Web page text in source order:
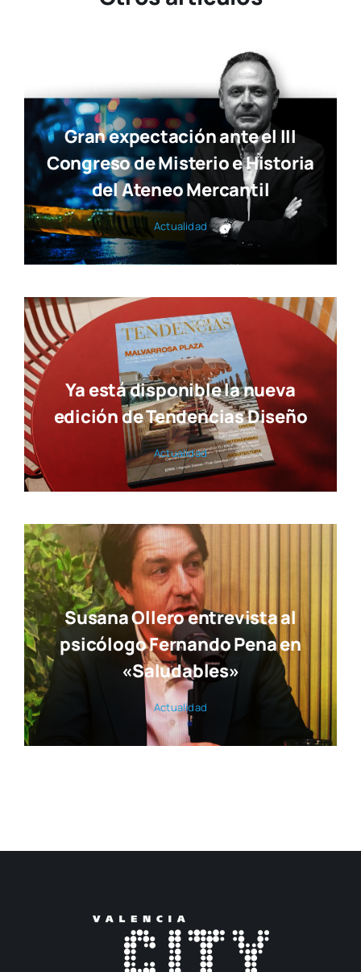
Gran expectación ante el III
Congreso de Misterio e Historia
del Ateneo Mercantil
Actua­li­dad
Ya está disponible la nueva
edición de Tendencias Diseño
Actua­li­dad
Susana Ollero entrevista al
psicólogo Fernando Pena en
«Saludables»
Actua­li­dad